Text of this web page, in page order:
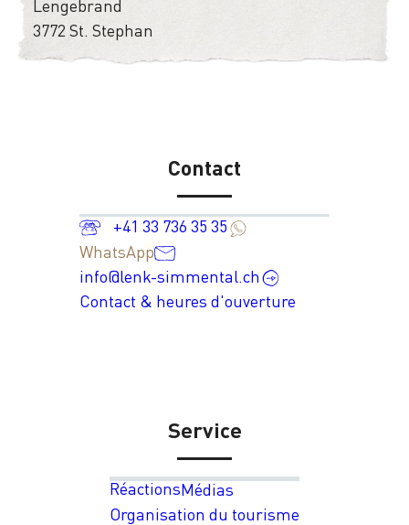
Lengebrand
3772 St. Stephan
Contact
+41 33 736 35 35
WhatsApp
info@lenk-simmental.ch
Contact & heures d'ouverture
Service
RéactionsMédias
Organisation du tourisme